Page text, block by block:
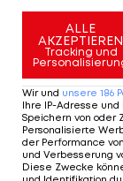
FIFA-Vize und
Mehr
ALLE
AKZEPTIEREN
Tracking und
Wir und unsere 186
Ihre IP-Adresse
Speichern von oder
Personalisierte
der Performance
und Verbesserung
Diese Zwecke